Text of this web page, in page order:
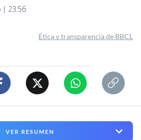
| 23:56
Ética y transparencia de BBCL
VER RESUMEN